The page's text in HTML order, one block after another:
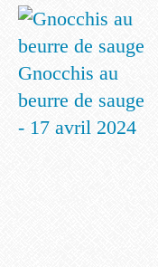
Gnocchis au
beurre de sauge
- 17 avril 2024